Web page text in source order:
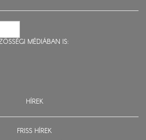
MÉDIÁBAN IS:
HÍREK
FRISS HÍREK